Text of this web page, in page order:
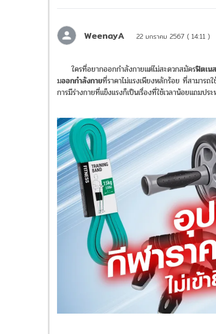
WeenayA 22 มกราคม 2567 ( 14:11 )
ใครที่อยากออกกำลังกายแต่ไม่สะดวกสมัครฟิตเนส
มออกกำลังกายที่ราคาไม่แรงเพียงหลักร้อย ที่สามารถ
การมีร่างกายที่แข็งแรงก็เป็นเรื่องที่ใช้เวลาน้อยแถมปร